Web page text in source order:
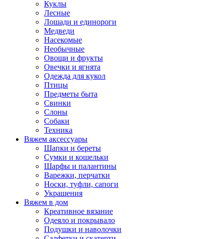
Куклы
Лесные
Лошади и единороги
Медведи
Насекомые
Необычные
Овощи и фрукты
Овечки и ягнята
Одежда для кукол
Птицы
Предметы быта
Свинки
Слоны
Собаки
Техника
Вяжем аксессуары
Шапки и береты
Сумки и кошельки
Шарфы и палантины
Варежки, перчатки
Носки, туфли, сапоги
Украшения
Вяжем в дом
Креативное вязание
Одеяло и покрывало
Подушки и наволочки